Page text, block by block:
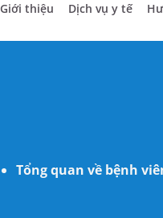
Giới thiệu Dịch vụ y tế
Tổng quan về bệnh